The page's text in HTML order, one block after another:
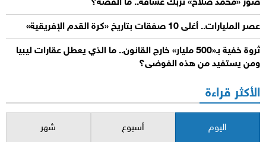
صور «محمد صلاح» تربك عشّاقه.. ما القصة؟
عصر المليارات.. أغلى 10 صفقات بتاريخ «كرة القدم الإفريقية»
ثروة خفية بـ«500 مليار» خارج القانون.. ما الذي يعطل عقارات ليبيا
ومن يستفيد من هذه الفوضى؟
الأكثر قراءة
اليوم أسبوع شهر